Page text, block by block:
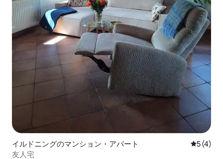
イルドニングのマンション・アパート レビュー
5 (4)
友人宅